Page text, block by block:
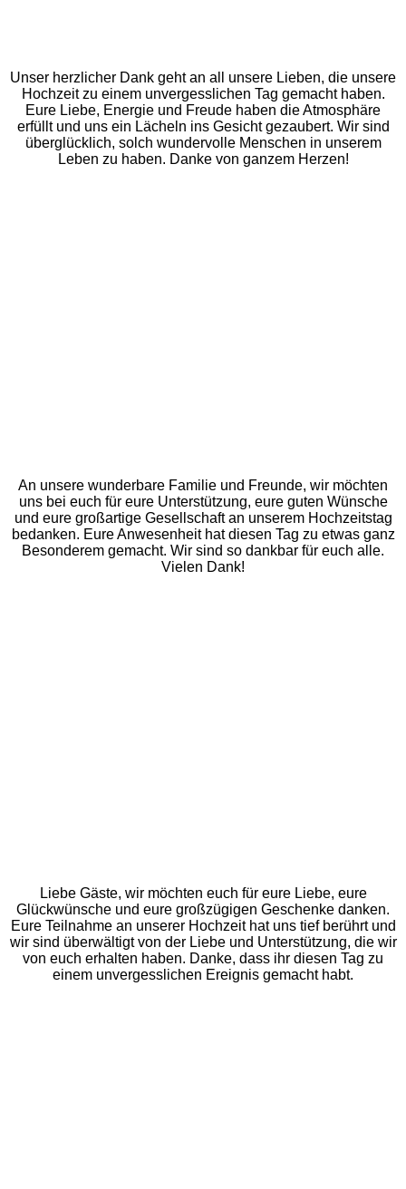
Unser herzlicher Dank geht an all unsere Lieben, die unsere
Hochzeit zu einem unvergesslichen Tag gemacht haben.
Eure Liebe, Energie und Freude haben die Atmosphäre
erfüllt und uns ein Lächeln ins Gesicht gezaubert. Wir sind
überglücklich, solch wundervolle Menschen in unserem
Leben zu haben. Danke von ganzem Herzen!
An unsere wunderbare Familie und Freunde, wir möchten
uns bei euch für eure Unterstützung, eure guten Wünsche
und eure großartige Gesellschaft an unserem Hochzeitstag
bedanken. Eure Anwesenheit hat diesen Tag zu etwas ganz
Besonderem gemacht. Wir sind so dankbar für euch alle.
Vielen Dank!
Liebe Gäste, wir möchten euch für eure Liebe, eure
Glückwünsche und eure großzügigen Geschenke danken.
Eure Teilnahme an unserer Hochzeit hat uns tief berührt und
wir sind überwältigt von der Liebe und Unterstützung, die wir
von euch erhalten haben. Danke, dass ihr diesen Tag zu
einem unvergesslichen Ereignis gemacht habt.